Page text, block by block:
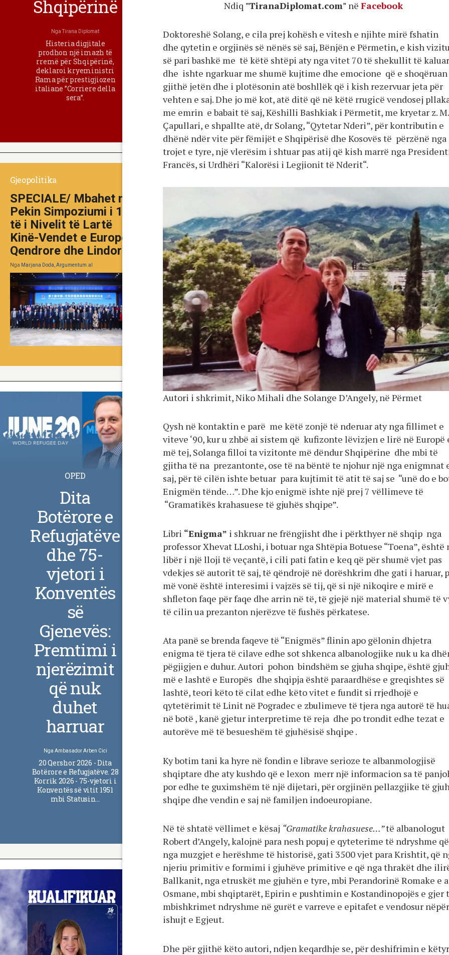
Ndiq "TiranaDiplomat.com" në Facebook
Doktoreshë Solang, e cila prej kohësh e vitesh e njihte mirë fshatin
dhe qytetin e orgjinës së nënës së saj, Bënjën e Përmetin, e kish
së pari bashkë me të këtë shtëpi aty nga vitet 70 të shekullit të
dhe ishte ngarkuar me shumë kujtime dhe emocione që e shoqëruan
gjithë jetën dhe i plotësonin atë boshllëk që i kish rezervuar jeta për
vehten e saj. Dhe jo më kot, atë ditë që në këtë rrugicë vendosej
me emrin e babait të saj, Këshilli Bashkiak i Përmetit, me kryetar z. M.
Çapullari, e shpallte atë, dr Solang, “Qytetar Nderi”, për kontributin e
dhënë ndër vite për fëmijët e Shqipërisë dhe Kosovës të përzënë nga
trojet e tyre, një vlerësim i shtuar pas atij që kish marrë nga
Francës, si Urdhëri “Kalorësi i Legjionit të Nderit“.
Autori i shkrimit, Niko Mihali dhe Solange D’Angely, në Përmet
Qysh në kontaktin e parë me këtë zonjë të nderuar aty nga fillimet e
viteve ‘90, kur u zhbë ai sistem që kufizonte lëvizjen e lirë në Europë
më tej, Solanga filloi ta vizitonte më dëndur Shqipërine dhe mbi të
gjitha të na prezantonte, ose të na bëntë te njohur një nga enigmnat
saj, për të cilën ishte betuar para kujtimit të atit të saj se “unë do e
Enigmën tënde…”. Dhe kjo enigmë ishte një prej 7 vëllimeve të
“Gramatikës krahasuese të gjuhës shqipe”.
Libri “Enigma” i shkruar ne frëngjisht dhe i përkthyer në shqip nga
professor Xhevat LLoshi, i botuar nga Shtëpia Botuese “Toena”, është
libër i një lloji të veçantë, i cili pati fatin e keq që për shumë vjet pas
vdekjes së autorit të saj, të qëndrojë në dorëshkrim dhe gati i haruar,
më vonë është interesimi i vajzës së tij, që si një nikoqire e mirë e
shfleton faqe për faqe dhe arrin në të, të gjejë një material shumë të
të cilin ua prezanton njerëzve të fushës përkatese.
Ata panë se brenda faqeve të “Enigmës” flinin apo gëlonin dhjetra
enigma të tjera të cilave edhe sot shkenca albanologjike nuk u ka
pëgjigjen e duhur. Autori pohon bindshëm se gjuha shqipe, është
më e lashtë e Europës dhe shqipja është paraardhëse e greqishtes së
lashtë, teori këto të cilat edhe këto vitet e fundit si rrjedhojë e
qytetërimit të Linit në Pogradec e zbulimeve të tjera nga autorë të
në botë , kanë gjetur interpretime të reja dhe po trondit edhe tezat e
autorëve më të besueshëm të gjuhësisë shqipe .
Ky botim tani ka hyre në fondin e librave serioze te albanmologjisë
shqiptare dhe aty kushdo që e lexon merr një informacion sa të
por edhe te guximshëm të një dijetari, për orgjinën pellazgjike të
shqipe dhe vendin e saj në familjen indoeuropiane.
Në të shtatë vëllimet e kësaj “Gramatike krahasuese…”të albanologut
Robert d’Angely, kalojnë para nesh popuj e qyteterime të ndryshme që
nga muzgjet e herëshme të historisë, gati 3500 vjet para Krishtit, që
njeriu primitiv e formimi i gjuhëve primitive e që nga thrakët dhe
Ballkanit, nga etruskët me gjuhën e tyre, mbi Perandorinë Romake e
Osmane, mbi shqiptarët, Epirin e pushtimin e Kostandinopojës e gjer
mbishkrimet ndryshme në gurët e varreve e epitafet e vendosur nëpër
ishujt e Egjeut.
Dhe për gjithë këto autori, ndjen keqardhje se, për deshifrimin e
Shqipërinë
NgaTirana Diplomat
Histeria digjitale
prodhon një imazh të
rremë për Shqipërinë,
deklaroi kryeministri
Rama për prestigjiozen
italiane ”Corriere della
sera”.
Gjeopolitika
SPECIALE/ Mbahet në
Pekin Simpoziumi i 10-
të i Nivelit të Lartë
Kinë-Vendet e Europës
Qendrore dhe Lindore
Nga Marjana Doda, Argumentum.al
OPED
Dita
Botërore e
Refugjatëve
dhe 75-
vjetori i
Konventës
së
Gjenevës:
Premtimi i
njerëzimit
që nuk
duhet
harruar
Nga Ambasador Arben Cici
20 Qershor 2026 - Dita
Botërore e Refugjatëve. 28
Korrik 2026 - 75-vjetori i
Konventës së vitit 1951
mbi Statusin…